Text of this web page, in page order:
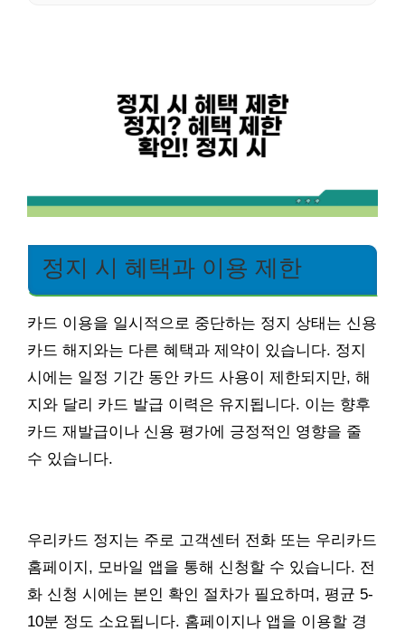
정지 시 혜택과 이용 제한
카드 이용을 일시적으로 중단하는 정지 상태는 신용
카드 해지와는 다른 혜택과 제약이 있습니다. 정지
시에는 일정 기간 동안 카드 사용이 제한되지만, 해
지와 달리 카드 발급 이력은 유지됩니다. 이는 향후
카드 재발급이나 신용 평가에 긍정적인 영향을 줄
수 있습니다.
우리카드 정지는 주로 고객센터 전화 또는 우리카드
홈페이지, 모바일 앱을 통해 신청할 수 있습니다. 전
화 신청 시에는 본인 확인 절차가 필요하며, 평균 5-
10분 정도 소요됩니다. 홈페이지나 앱을 이용할 경